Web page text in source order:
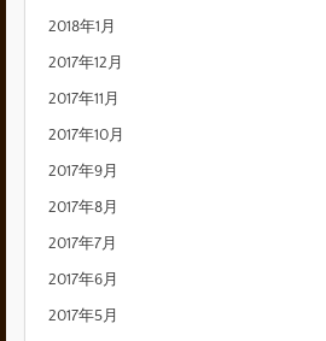
2018年1月
2017年12月
2017年11月
2017年10月
2017年9月
2017年8月
2017年7月
2017年6月
2017年5月